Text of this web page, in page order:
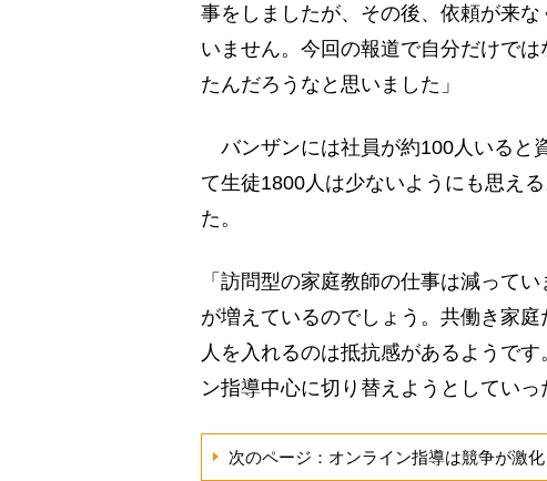
事をしましたが、その後、依頼が来
いません。今回の報道で自分だけで
たんだろうなと思いました」
バンザンには社員が約100人いると
て生徒1800人は少ないようにも思え
た。
「訪問型の家庭教師の仕事は減って
が増えているのでしょう。共働き家
人を入れるのは抵抗感があるようで
ン指導中心に切り替えようとしていっ
次のページ：オンライン指導は競争が激化